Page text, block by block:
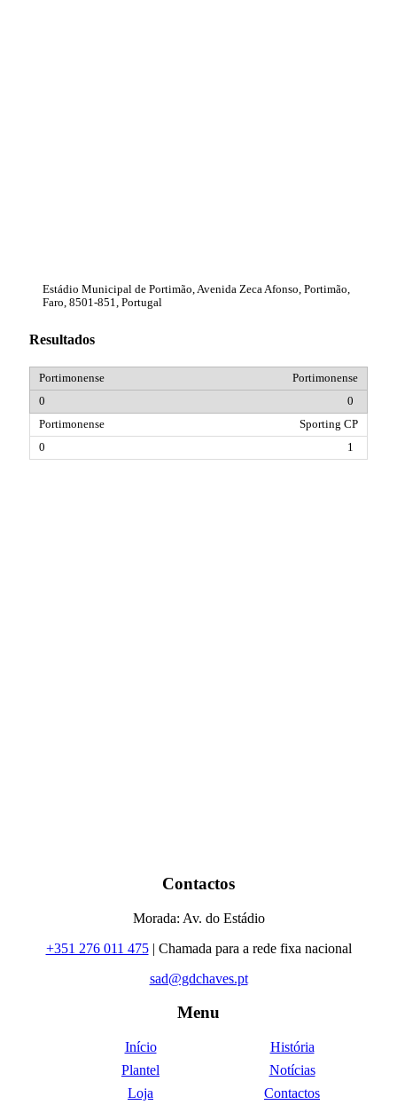
Estádio Municipal de Portimão, Avenida Zeca Afonso, Portimão,
Faro, 8501-851, Portugal
Resultados
Portimonense
0
Sporting CP
1
Contactos
Morada: Av. do Estádio
+351 276 011 475| Chamada para a rede fixa nacional
sad@gdchaves.pt
Menu
Início
História
Plantel
Notícias
Loja
Contactos